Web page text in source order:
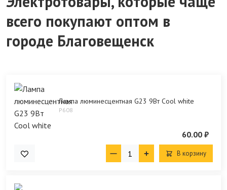
всего покупают оптом в
городе Благовещенск
Лампа люминесцентная G23 9Вт Cool white
P608
60.00 ₽
В корзину